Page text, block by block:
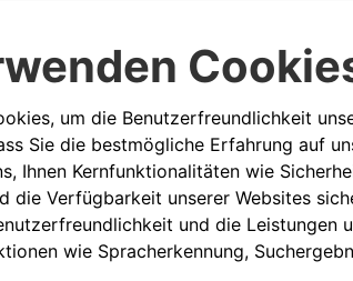
in das der Autoschlüssel
Wirkung. Und mit
Persönlichkeit Ihres
Unterschied, sondern
kinderfreundlich: Wählen Sie
Gepäckträger, den
was das Fahren noch
den Original Mopar
Fahrzeug der FCA-Gruppe,